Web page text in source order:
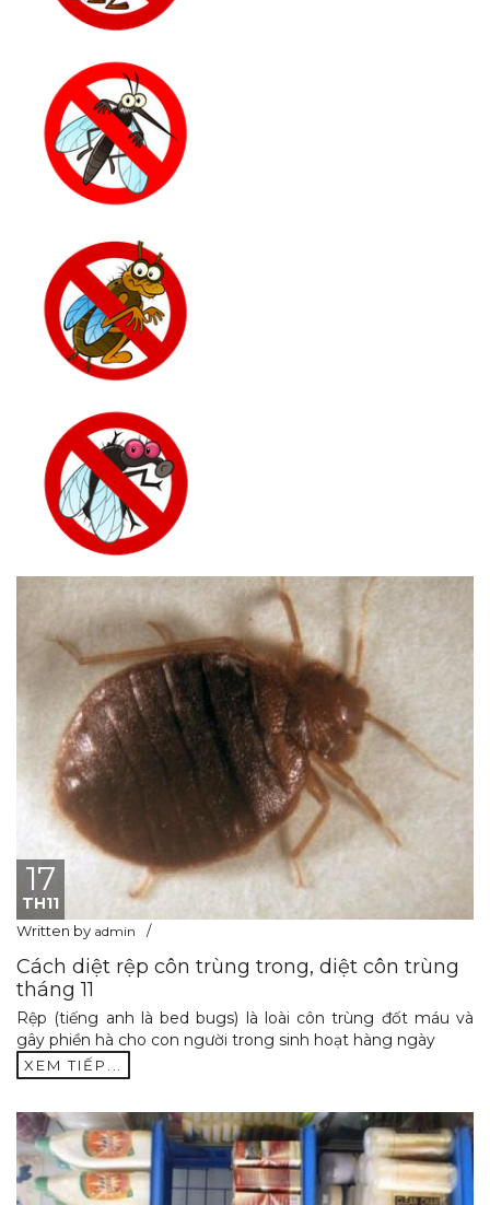
17
TH11
Written by admin
Cách diệt rệp côn trùng trong, diệt côn trùng
tháng 11
Rệp (tiếng anh là bed bugs) là loài côn trùng đốt máu và
gây phiền hà cho con người trong sinh hoạt hàng ngày
XEM TIẾP...